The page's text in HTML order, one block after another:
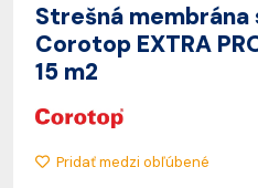
Strešná
Corotop EXTRA
15 m2
Pridať medzi obľúbené